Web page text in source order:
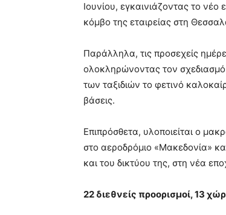
Ιουνίου, εγκαινιάζοντας το
κόμβο της εταιρείας στη
Παράλληλα, τις προσεχείς
ολοκληρώνοντας τον
των ταξιδιών το φετινό
βάσεις.
Επιπρόσθετα, υλοποιείται ο
στο αεροδρόμιο «Μακεδονία»
και του δικτύου της, στη νέα
22 διεθνείς προορισμοί, 13